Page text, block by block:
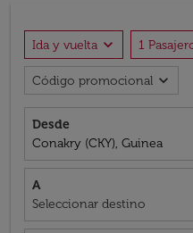
Ida y vuelta expand_more 1
Código promocional expand_more
Desde
Conakry (CKY), Guinea
A
Seleccionar destino